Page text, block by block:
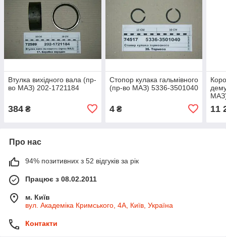
Втулка вихідного вала (пр-
во МАЗ) 202-1721184
384 ₴
Стопор кулака гальмівного
(пр-во МАЗ) 5336-3501040
4₴ 11
Про нас
94% позитивних з 52 відгуків за рік
Працює з 08.02.2011
м. Київ
вул. Академіка Кримського, 4А, Київ, Україна
Контакти